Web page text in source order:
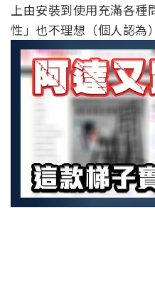
上由安裝到使用充滿各種
性」也不理想（個人認為